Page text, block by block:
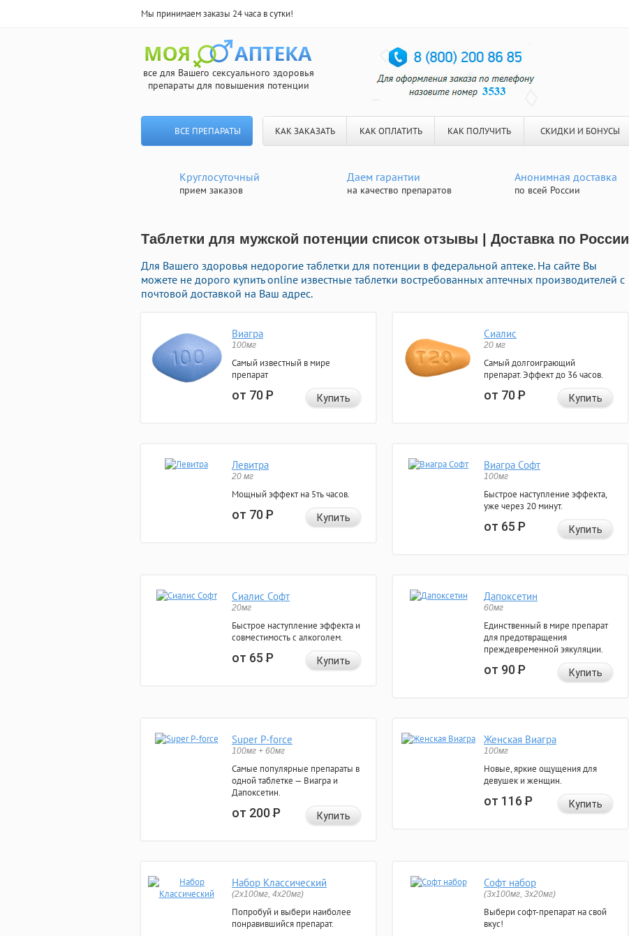
Мы принимаем заказы 24 часа в сутки!
все для Вашего сексуального здоровья
препараты для повышения потенции
ВСЕ ПРЕПАРАТЫ КАК ЗАКАЗАТЬ КАК ОПЛАТИТЬ КАК ПОЛУЧИТЬ СКИДКИ И БОНУСЫ
Круглосуточный
прием заказов
Даем гарантии
на качество препаратов
Анонимная доставка
по всей России
Таблетки для мужской потенции список отзывы | Доставка по России
Для Вашего здоровья недорогие таблетки для потенции в федеральной аптеке. На сайте Вы
можете не дорого купить online известные таблетки востребованных аптечных производителей с
почтовой доставкой на Ваш адрес.
Виагра
100мг
Самый известный в мире
препарат
от 70Р Купить
Сиалис
20 мг
Самый долгоиграющий
препарат. Эффект до 36 часов.
от 70Р Купить
Левитра
20 мг
Мощный эффект на 5ть часов.
от 70Р Купить
Виагра Софт
100мг
Быстрое наступление эффекта,
уже через 20 минут.
от 65Р Купить
Сиалис Софт
20мг
Быстрое наступление эффекта и
совместимость с алкоголем.
от 65Р Купить
Дапоксетин
60мг
Единственный в мире препарат
для предотвращения
преждевременной эякуляции.
от 90Р Купить
Super P-force
100мг + 60мг
Самые популярные препараты в
одной таблетке — Виагра и
Дапоксетин.
от 200Р Купить
Женская Виагра
100мг
Новые, яркие ощущения для
девушек и женщин.
от 116Р Купить
Набор Классический
(2x100мг, 4x20мг)
Попробуй и выбери наиболее
понравившийся препарат.
Софт набор
(3x100мг, 3x20мг)
Выбери софт-препарат на свой
вкус!